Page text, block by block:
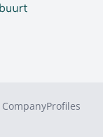
CompanyProfiles